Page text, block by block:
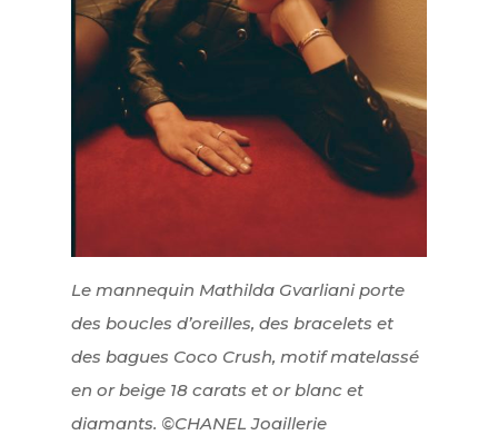
Le mannequin Mathilda Gvarliani porte
des boucles d’oreilles, des bracelets et
des bagues Coco Crush, motif matelassé
en or beige 18 carats et or blanc et
diamants. ©CHANEL Joaillerie